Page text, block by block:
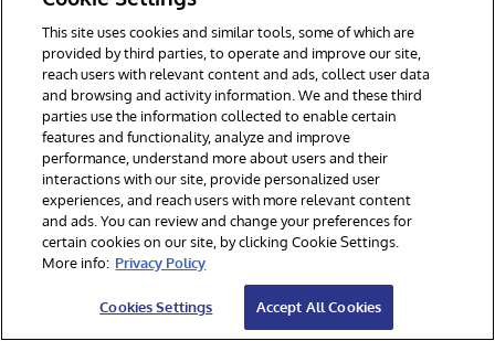
.Tecnologías utilizadas:Análisis en tiempo real
para el comportamiento del cliente, modelos de
aprendizaje automático para la personalización
y capacidades de virtualización de datos para
integrar fuentes de datos dispares sin
problemas.
This site uses cookies and similar tools, some of which are
provided by third parties, to operate and improve our site,
reach users with relevant content and ads, collect user data
and browsing and activity information. We and these third
parties use the information collected to enable certain
features and functionality, analyze and improve
performance, understand more about users and their
interactions with our site, provide personalized user
experiences, and reach users with more relevant content
and ads. You can review and change your preferences for
certain cookies on our site, by clicking Cookie Settings.
More info: Privacy Policy
Cookies Settings Accept All Cookies